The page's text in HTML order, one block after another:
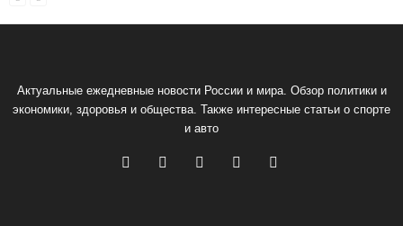
Актуальные ежедневные новости России и мира. Обзор политики и
экономики, здоровья и общества. Также интересные статьи о спорте
и авто